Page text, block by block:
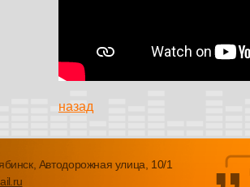
назад
Автодорожная улица, 10/1